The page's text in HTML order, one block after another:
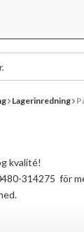
Lagerinredning
kvalité!
314275 för